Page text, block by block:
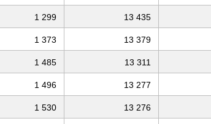
1 299 13 435
1 373 13 379
1 485 13 311
1 496 13 277
1 530 13 276